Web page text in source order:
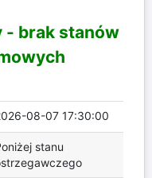
- brak stanów
08-07 17:30:00
stanu